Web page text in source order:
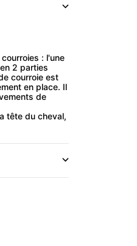
: l'une
2 parties
courroie est
en place. Il
de
tête du cheval,